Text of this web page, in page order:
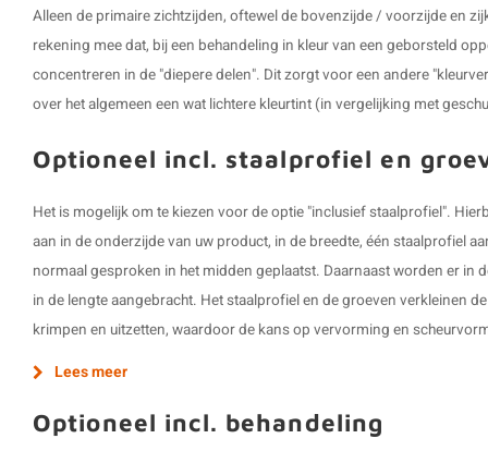
Alleen de primaire zichtzijden, oftewel de bovenzijde / voorzijde en
rekening mee dat, bij een behandeling in kleur van een geborsteld
concentreren in de "diepere delen". Dit zorgt voor een andere
over het algemeen een wat lichtere kleurtint (in vergelijking met
Optioneel incl. staalprofiel en
Het is mogelijk om te kiezen voor de optie "inclusief staalprofiel".
aan in de onderzijde van uw product, in de breedte, één staalprofiel
normaal gesproken in het midden geplaatst. Daarnaast worden er in
in de lengte aangebracht. Het staalprofiel en de groeven verkleinen
krimpen en uitzetten, waardoor de kans op vervorming en
Lees meer
Optioneel incl. behandeling